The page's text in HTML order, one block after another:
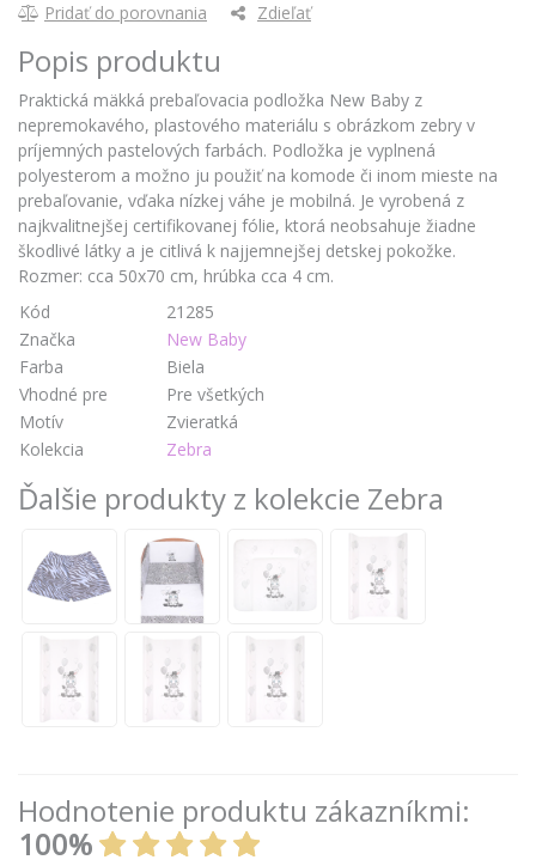
Pridať do porovnania Zdieľať
Popis produktu
Praktická mäkká prebaľovacia podložka New Baby z
nepremokavého, plastového materiálu s obrázkom zebry v
príjemných pastelových farbách. Podložka je vyplnená
polyesterom a možno ju použiť na komode či inom mieste na
prebaľovanie, vďaka nízkej váhe je mobilná. Je vyrobená z
najkvalitnejšej certifikovanej fólie, ktorá neobsahuje žiadne
škodlivé látky a je citlivá k najjemnejšej detskej pokožke.
Rozmer: cca 50x70 cm, hrúbka cca 4 cm.
Kód
21285
Značka
New Baby
Farba
Biela
Vhodné pre
Pre všetkých
Motív
Zvieratká
Kolekcia
Zebra
Ďalšie produkty z kolekcie Zebra
Hodnotenie produktu zákazníkmi:
100%